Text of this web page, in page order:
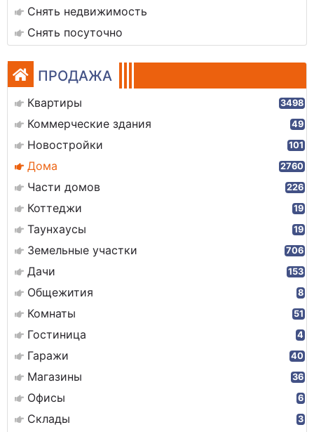
Снять недвижимость
Снять посуточно
ПРОДАЖА
Квартиры 3498
Коммерческие здания 49
Новостройки 101
Дома 2760
Части домов 226
Коттеджи 19
Таунхаусы 19
Земельные участки 706
Дачи 153
Общежития 8
Комнаты 51
Гостиница 4
Гаражи 40
Магазины 36
Офисы 6
Склады 3